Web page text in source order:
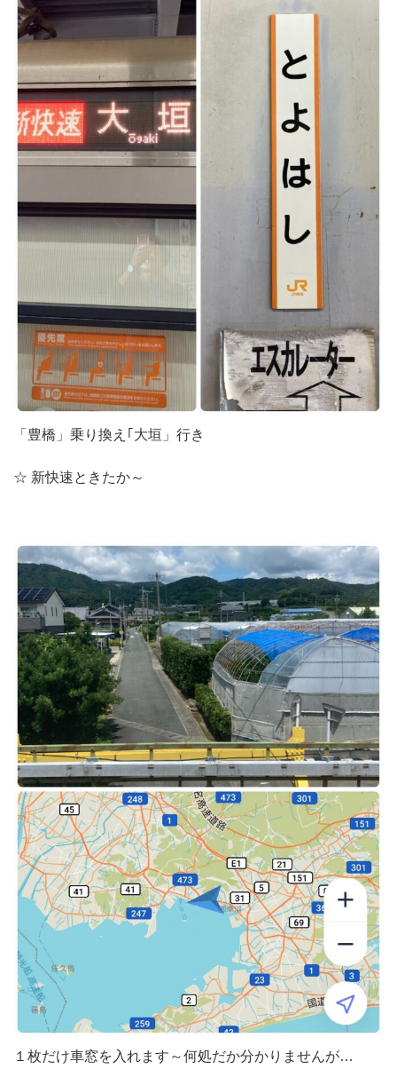
「豊橋」乗り換え｢大垣」行き
☆ 新快速ときたか～
１枚だけ車窓を入れます～何処だか分かりませんが…